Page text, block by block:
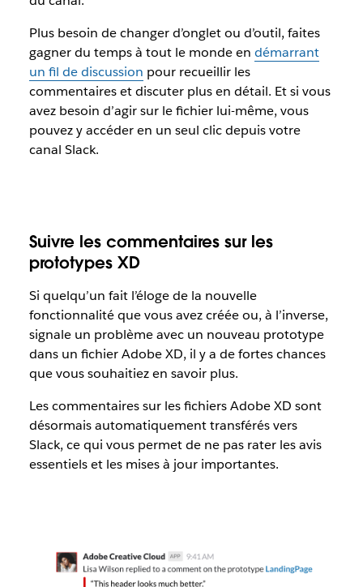
Plus besoin de changer d’onglet ou d’outil, faites
gagner du temps à tout le monde en démarrant
un fil de discussion pour recueillir les
commentaires et discuter plus en détail. Et si vous
avez besoin d’agir sur le fichier lui-même, vous
pouvez y accéder en un seul clic depuis votre
canal Slack.
Suivre les commentaires sur les
prototypes XD
Si quelqu’un fait l’éloge de la nouvelle
fonctionnalité que vous avez créée ou, à l’inverse,
signale un problème avec un nouveau prototype
dans un fichier Adobe XD, il y a de fortes chances
que vous souhaitiez en savoir plus.
Les commentaires sur les fichiers Adobe XD sont
désormais automatiquement transférés vers
Slack, ce qui vous permet de ne pas rater les avis
essentiels et les mises à jour importantes.